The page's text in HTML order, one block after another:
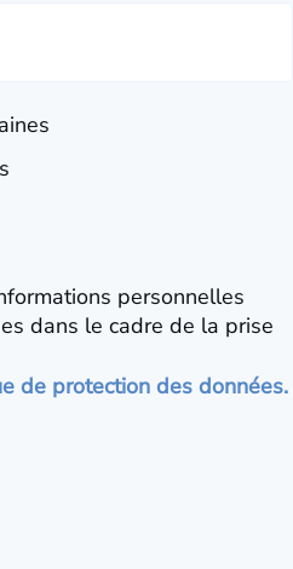
personnelles
dans le cadre de la prise
de protection des données.